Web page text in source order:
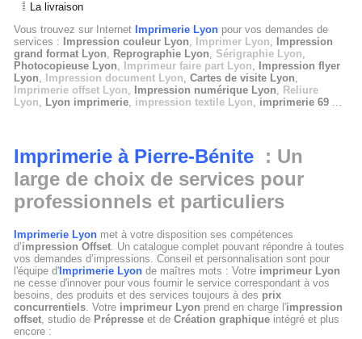
La livraison
Vous trouvez sur Internet Imprimerie Lyon pour vos demandes de
services :
Impression couleur Lyon, Imprimer Lyon,
Impression
grand format Lyon, Reprographie Lyon, Sérigraphie Lyon,
Photocopieuse Lyon, Imprimeur faire part Lyon,
Impression flyer
Lyon, Impression document Lyon,Cartes de visite Lyon,
Imprimerie offset Lyon, Impression numérique Lyon, Reliure
Lyon, Lyon imprimerie, impression textile Lyon, imprimerie 69 ...
Imprimerie à Pierre-Bénite : Un
large de choix de services pour
professionnels et particuliers
Imprimerie Lyon met à votre disposition ses compétences
d’impression Offset. Un catalogue complet pouvant répondre à toutes
vos demandes d’impressions. Conseil et personnalisation sont pour
l'équipe d' Imprimerie Lyon de maîtres mots : Votre imprimeur Lyon
ne cesse d'innover pour vous fournir le service correspondant à vos
besoins, des produits et des services toujours à des prix
concurrentiels. Votre imprimeur Lyon prend en charge l'impression
offset, studio de Prépresse et deCréation graphique intégré et plus
encore :